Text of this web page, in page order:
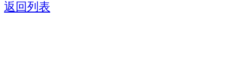
返回列表